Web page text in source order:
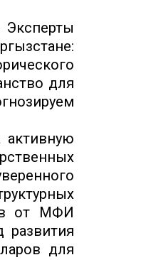
для
активную
от МФИ
для